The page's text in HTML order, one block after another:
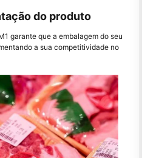
do produto
garante que a embalagem do seu
a sua competitividade no